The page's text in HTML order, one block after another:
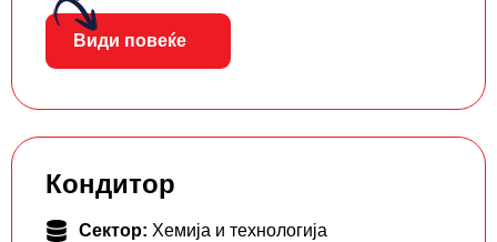
Види повеќе
Кондитор
Сектор: Хемија и технологија